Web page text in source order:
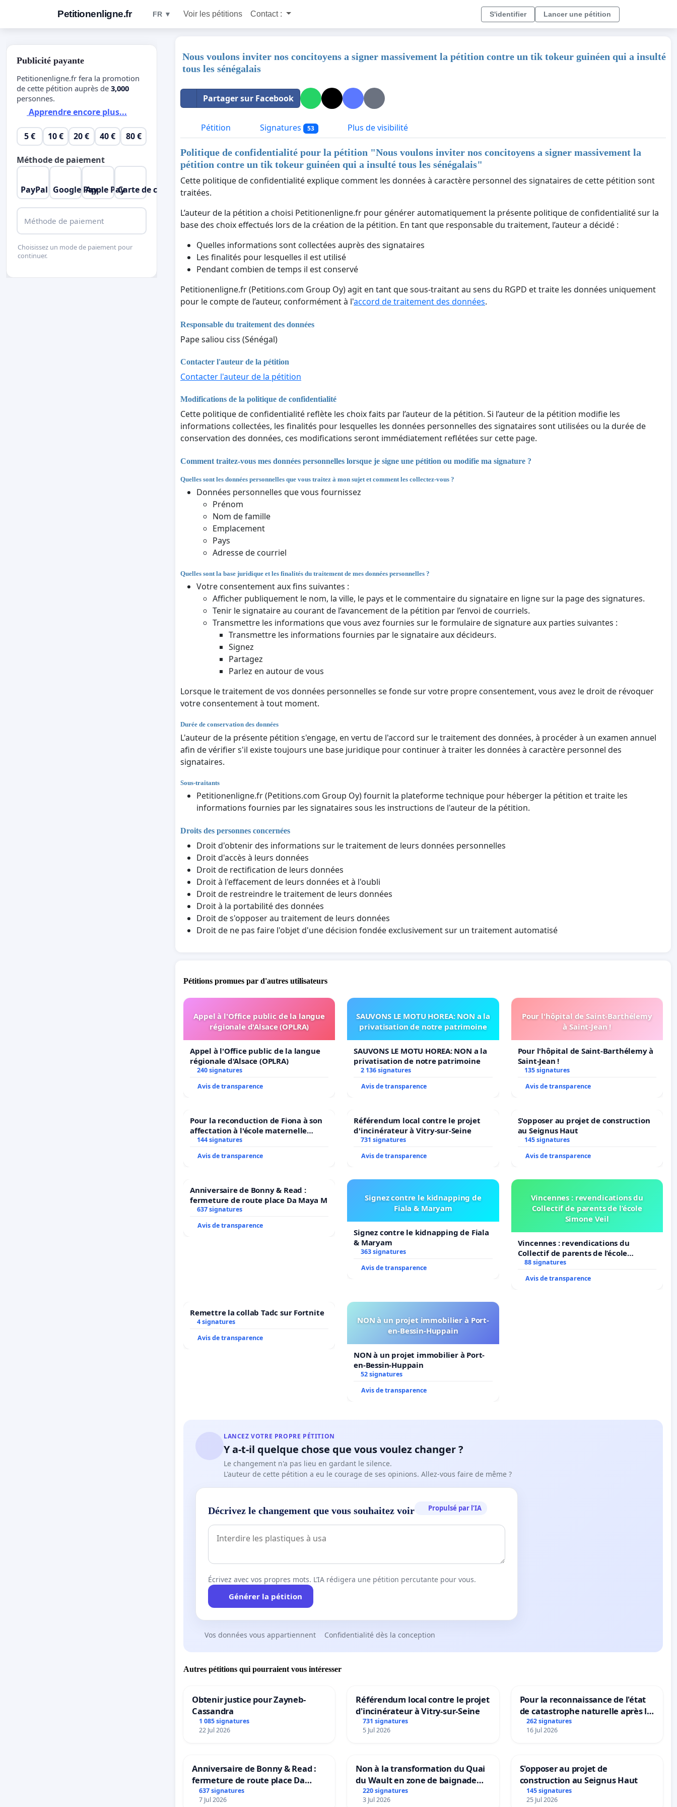
Petitionenligne.fr FR ▼ Voir les pétitions Contact : S'identifier Lancer une pétition
Nous voulons inviter nos concitoyens a signer massivement la pétition contre un tik tokeur guinéen qui a insulté
tous les sénégalais
Partager sur Facebook
Pétition Signatures 53 Plus de visibilité
Politique de confidentialité pour la pétition "Nous voulons inviter nos concitoyens a signer massivement la
pétition contre un tik tokeur guinéen qui a insulté tous les sénégalais"
Cette politique de confidentialité explique comment les données à caractère personnel des signataires de cette pétition sont
traitées.
L’auteur de la pétition a choisi Petitionenligne.fr pour générer automatiquement la présente politique de confidentialité sur la
base des choix effectués lors de la création de la pétition. En tant que responsable du traitement, l’auteur a décidé :
Quelles informations sont collectées auprès des signataires
Les finalités pour lesquelles il est utilisé
Pendant combien de temps il est conservé
Petitionenligne.fr (Petitions.com Group Oy) agit en tant que sous-traitant au sens du RGPD et traite les données uniquement
pour le compte de l’auteur, conformément à l'accord de traitement des données.
Responsable du traitement des données
Pape saliou ciss (Sénégal)
Contacter l'auteur de la pétition
Contacter l'auteur de la pétition
Modifications de la politique de confidentialité
Cette politique de confidentialité reflète les choix faits par l’auteur de la pétition. Si l’auteur de la pétition modifie les
informations collectées, les finalités pour lesquelles les données personnelles des signataires sont utilisées ou la durée de
conservation des données, ces modifications seront immédiatement reflétées sur cette page.
Comment traitez-vous mes données personnelles lorsque je signe une pétition ou modifie ma signature ?
Quelles sont les données personnelles que vous traitez à mon sujet et comment les collectez-vous ?
Données personnelles que vous fournissez
Prénom
Nom de famille
Emplacement
Pays
Adresse de courriel
Quelles sont la base juridique et les finalités du traitement de mes données personnelles ?
Votre consentement aux fins suivantes :
Afficher publiquement le nom, la ville, le pays et le commentaire du signataire en ligne sur la page des signatures.
Tenir le signataire au courant de l’avancement de la pétition par l’envoi de courriels.
Transmettre les informations que vous avez fournies sur le formulaire de signature aux parties suivantes :
Transmettre les informations fournies par le signataire aux décideurs.
Signez
Partagez
Parlez en autour de vous
Lorsque le traitement de vos données personnelles se fonde sur votre propre consentement, vous avez le droit de révoquer
votre consentement à tout moment.
Durée de conservation des données
L'auteur de la présente pétition s'engage, en vertu de l'accord sur le traitement des données, à procéder à un examen annuel
afin de vérifier s'il existe toujours une base juridique pour continuer à traiter les données à caractère personnel des
signataires.
Sous-traitants
Petitionenligne.fr (Petitions.com Group Oy) fournit la plateforme technique pour héberger la pétition et traite les
informations fournies par les signataires sous les instructions de l'auteur de la pétition.
Droits des personnes concernées
Droit d'obtenir des informations sur le traitement de leurs données personnelles
Droit d'accès à leurs données
Droit de rectification de leurs données
Droit à l'effacement de leurs données et à l'oubli
Droit de restreindre le traitement de leurs données
Droit à la portabilité des données
Droit de s'opposer au traitement de leurs données
Droit de ne pas faire l'objet d'une décision fondée exclusivement sur un traitement automatisé
Pétitions promues par d'autres utilisateurs
Appel à l'Office public de la langue
régionale d'Alsace (OPLRA)
Appel à l'Office public de la langue
régionale d'Alsace (OPLRA)
240 signatures
Avis de transparence
SAUVONS LE MOTU HOREA: NON a la
privatisation de notre patrimoine
SAUVONS LE MOTU HOREA: NON a la
privatisation de notre patrimoine
2 136 signatures
Avis de transparence
Pour l'hôpital de Saint-Barthélemy
à Saint-Jean !
Pour l'hôpital de Saint-Barthélemy à
Saint-Jean !
135 signatures
Avis de transparence
Pour la reconduction de Fiona à son
affectation à l'école maternelle
LAMARTINE auprès de Léo N. en
2026/2027
144 signatures
Avis de transparence
Référendum local contre le projet
d'incinérateur à Vitry-sur-Seine
731 signatures
Avis de transparence
S'opposer au projet de construction
au Seignus Haut
145 signatures
Avis de transparence
Anniversaire de Bonny & Read :
fermeture de route place Da Maya M
637 signatures
Avis de transparence
Signez contre le kidnapping de
Fiala & Maryam
Signez contre le kidnapping de Fiala
& Maryam
363 signatures
Avis de transparence
Vincennes : revendications du
Collectif de parents de l’école
Simone Veil
Vincennes : revendications du
Collectif de parents de l’école
Simone Veil
88 signatures
Avis de transparence
Remettre la collab Tadc sur Fortnite
4 signatures
Avis de transparence
NON à un projet immobilier à Port-
en-Bessin-Huppain
NON à un projet immobilier à Port-
en-Bessin-Huppain
52 signatures
Avis de transparence
LANCEZ VOTRE PROPRE PÉTITION
Y a-t-il quelque chose que vous voulez changer ?
Le changement n'a pas lieu en gardant le silence.
L'auteur de cette pétition a eu le courage de ses opinions. Allez-vous faire de même ?
Décrivez le changement que vous souhaitez voir Propulsé par l’IA
Écrivez avec vos propres mots. L’IA rédigera une pétition percutante pour vous.
Générer la pétition
Vos données vous appartiennent Confidentialité dès la conception
Autres pétitions qui pourraient vous intéresser
Obtenir justice pour Zayneb-
Cassandra
1 085 signatures
22 Jul 2026
Référendum local contre le projet
d'incinérateur à Vitry-sur-Seine
731 signatures
5 Jul 2026
Pour la reconnaissance de l'état
de catastrophe naturelle après la
grêle du 15 juillet 2026 à Aubenas
et ses alentours
262 signatures
16 Jul 2026
Anniversaire de Bonny & Read :
fermeture de route place Da
Maya M
637 signatures
7 Jul 2026
Non à la transformation du Quai
du Wault en zone de baignade
urbaine
220 signatures
3 Jul 2026
S'opposer au projet de
construction au Seignus Haut
145 signatures
25 Jul 2026
Publicité payante
Petitionenligne.fr fera la promotion
de cette pétition auprès de 3,000
personnes.
Apprendre encore plus...
5 € 10 € 20 € 40 € 80 €
Méthode de paiement
PayPal Google PayApple PayCarte de crédit
Méthode de paiement
Choisissez un mode de paiement pour
continuer.